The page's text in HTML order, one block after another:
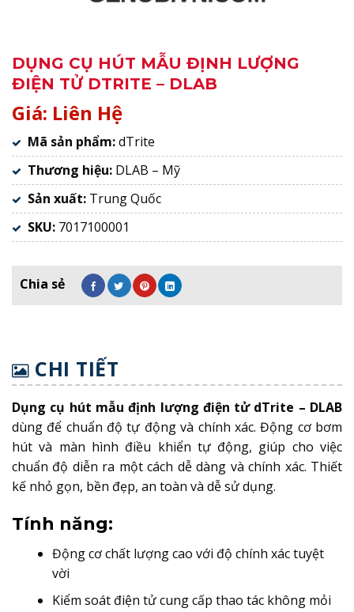
DỤNG CỤ HÚT MẪU ĐỊNH LƯỢNG
ĐIỆN TỬ DTRITE – DLAB
Giá: Liên Hệ
Mã sản phẩm:dTrite
Thương hiệu: DLAB – Mỹ
Sản xuất: Trung Quốc
SKU: 7017100001
CHI TIẾT
Dụng cụ hút mẫu định lượng điện tử dTrite – DLAB
dùng để chuẩn độ tự động và chính xác. Động cơ bơm
hút và màn hình điều khiển tự động, giúp cho việc
chuẩn độ diễn ra một cách dễ dàng và chính xác. Thiết
kế nhỏ gọn, bền đẹp, an toàn và dễ sử dụng.
Tính năng:
Động cơ chất lượng cao với độ chính xác tuyệt
vời
Kiểm soát điện tử cung cấp thao tác không mỏi